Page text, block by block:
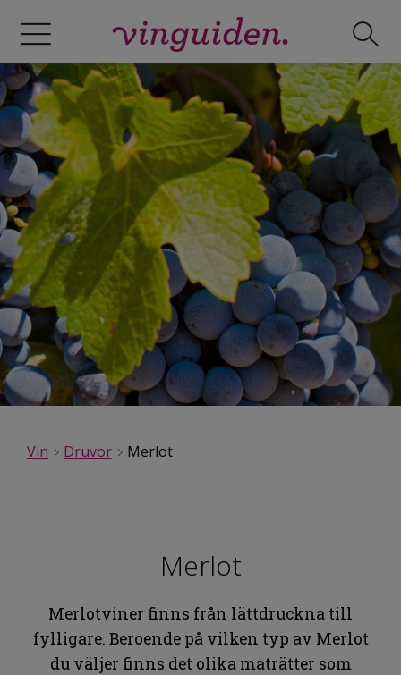
Vin Druvor Merlot
Merlot
Merlotviner finns från lättdruckna till
fylligare. Beroende på vilken typ av Merlot
du väljer finns det olika maträtter som